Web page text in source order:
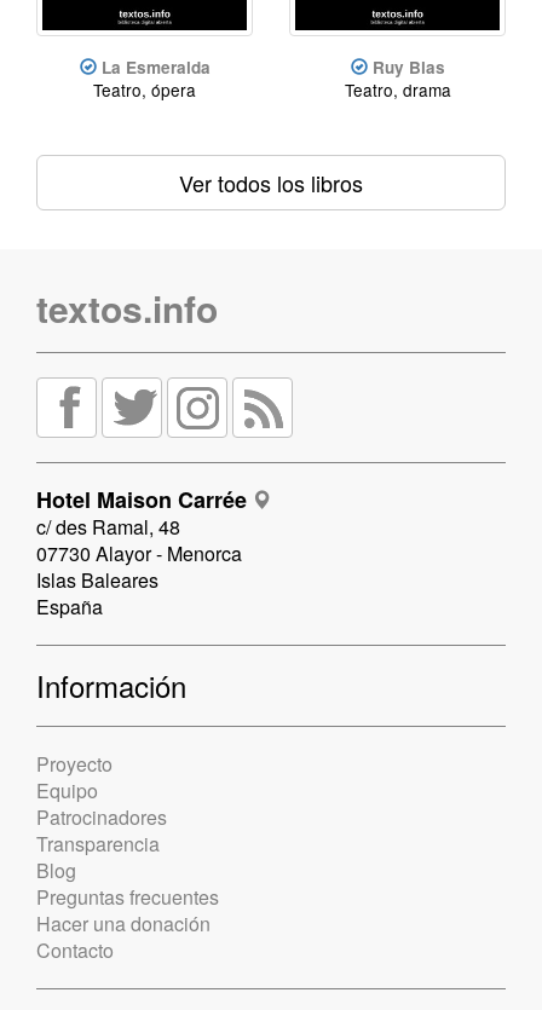
La Esmeralda
Teatro, ópera
Ruy Blas
Teatro, drama
Ver todos los libros
textos.info
Hotel Maison Carrée
c/ des Ramal, 48
07730 Alayor - Menorca
Islas Baleares
España
Información
Proyecto
Equipo
Patrocinadores
Transparencia
Blog
Preguntas frecuentes
Hacer una donación
Contacto